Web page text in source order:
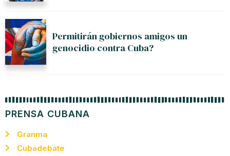
Permitirán gobiernos amigos un
genocidio contra Cuba?
PRENSA CUBANA
Granma
Cubadebate